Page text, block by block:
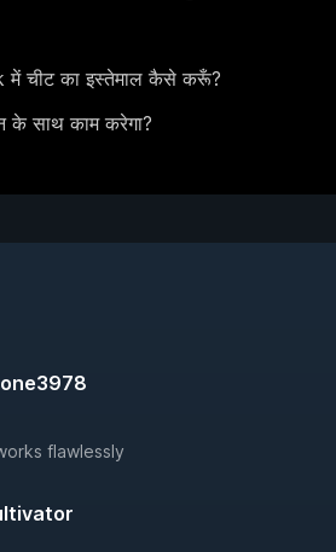
चीट का इस्तेमाल कैसे करूँ?
के साथ काम करेगा?
flawlessly